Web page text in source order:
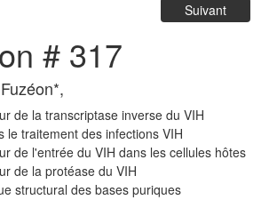
Suivant
# 317
de la transcriptase inverse du VIH
le traitement des infections VIH
de l'entrée du VIH dans les cellules hôtes
de la protéase du VIH
structural des bases puriques